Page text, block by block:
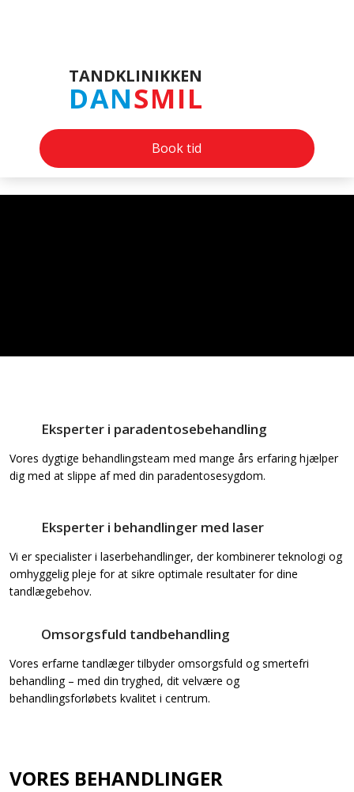
​TANDKLINIKKEN
DANSMIL
Book tid
Eksperter i paradentosebehandling​
Vores dygtige behandlingsteam med mange års erfaring hjælper
dig med at slippe af med din paradentosesygdom.
Eksperter i behandlinger med laser
Vi er specialister i laserbehandlinger, der kombinerer teknologi og
omhyggelig pleje for at sikre optimale resultater for dine
tandlægebehov.
Omsorgsfuld tandbehandling
Vores erfarne tandlæger tilbyder omsorgsfuld og smertefri
behandling – med din tryghed, dit velvære og
behandlingsforløbets kvalitet i centrum.
VORES BEHANDLINGER